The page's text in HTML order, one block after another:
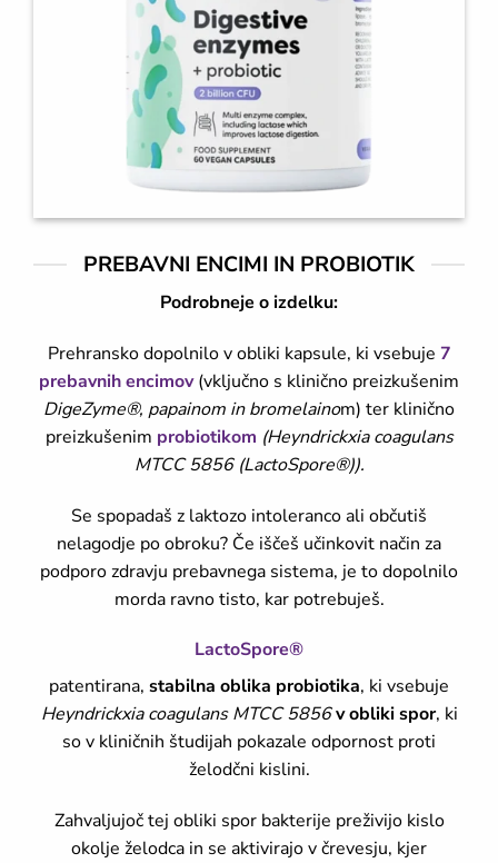
PREBAVNI ENCIMI IN PROBIOTIK
Podrobneje o izdelku:
Prehransko dopolnilo v obliki kapsule, ki vsebuje 7
prebavnih encimov(vključno s klinično preizkušenim
DigeZyme®, papainom in bromelainom) ter klinično
preizkušenim probiotikom (Heyndrickxia coagulans
MTCC 5856 (LactoSpore®)).
Se spopadaš z laktozo intoleranco ali občutiš
nelagodje po obroku? Če iščeš učinkovit način za
podporo zdravju prebavnega sistema, je to dopolnilo
morda ravno tisto, kar potrebuješ.
LactoSpore®
patentirana, stabilna oblika probiotika, ki vsebuje
Heyndrickxia coagulans MTCC 5856 v obliki spor, ki
so v kliničnih študijah pokazale odpornost proti
želodčni kislini.
Zahvaljujoč tej obliki spor bakterije preživijo kislo
okolje želodca in se aktivirajo v črevesju, kjer